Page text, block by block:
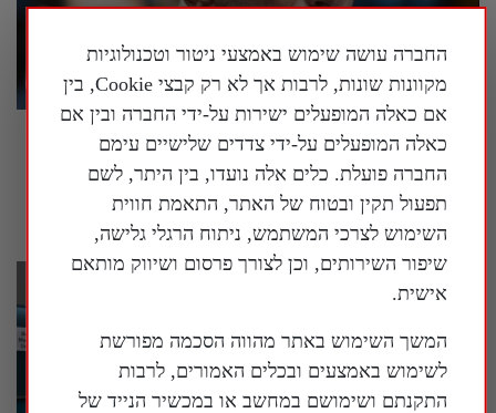
ישיבה סוערת בסנאט האמריקני בנושא הטיפול
בקורונה, ד"ר פאוצ'י טען לזכות השתיקה
החברה עושה שימוש באמצעי ניטור וטכנולוגיות
מקוונות שונות, לרבות אך לא רק קבצי Cookie, בין
אם כאלה המופעלים ישירות על-ידי החברה ובין אם
כאלה המופעלים על-ידי צדדים שלישיים עימם
החברה פועלת. כלים אלה נועדו, בין היתר, לשם
תפעול תקין ובטוח של האתר, התאמת חווית
השימוש לצרכי המשתמש, ניתוח הרגלי גלישה,
שיפור השירותים, וכן לצורך פרסום ושיווק מותאם
אישית.
המשך השימוש באתר מהווה הסכמה מפורשת
לשימוש באמצעים ובכלים האמורים, לרבות
התקנתם ושימושם במחשב או במכשיר הנייד של